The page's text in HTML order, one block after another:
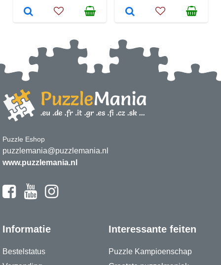
Puzzle Eshop
puzzlemania@puzzlemania.nl
www.puzzlemania.nl
Informatie
Bestelstatus
Interessante feiten
Puzzle Kampioenschap